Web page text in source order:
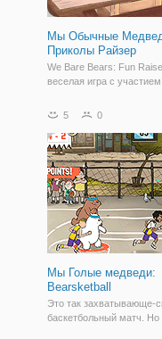
Мы Обычные
Приколы Райзер
We Bare Bears: Fun
веселая игра с участием
состоящего из Гризза,
дома, и вы должны
некоторые исследования
относительно их
5 0
Мы Голые медведи:
Bearsketball
Это так захватывающе-
баскетбольный матч.